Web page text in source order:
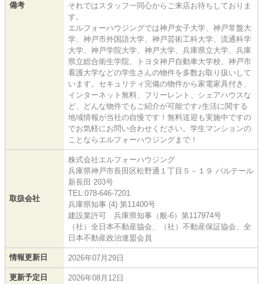
備考
それではスタッフ一同心からご来店お待ちしておりま
す。
エルフォーハウジングでは神戸女子大学、神戸常盤大
学、神戸市外国語大学、神戸芸術工科大学、流通科学
大学、神戸学院大学、神戸大学、兵庫県立大学、兵庫
県立総合衛生学院、トヨタ神戸自動車大学校、神戸市
看護大学などの学生さんの物件を多数お取り扱いして
います。セキュリティ完備の物件から家電家具付き、
インターネット無料、フリーレント、シェアハウスな
ど、どんな物件でもご紹介が可能です♪生活に関する
地域情報が当社の自慢です！無料送迎も実施中ですの
でお気軽にお問い合わせください。学生マンションの
ことならエルフォーハウジングまで！
取扱会社
株式会社エルフォーハウジング
兵庫県神戸市長田区松野通１丁目５－１９ パルテール
新長田 203号
TEL:078-646-7201
兵庫県知事 (4) 第11400号
建設業許可 兵庫県知事（般-6）第117974号
（社）全日本不動産協会、（社）不動産保証協会、全
日本不動産政治連盟会員
情報更新日 2026年07月29日
更新予定日 2026年08月12日